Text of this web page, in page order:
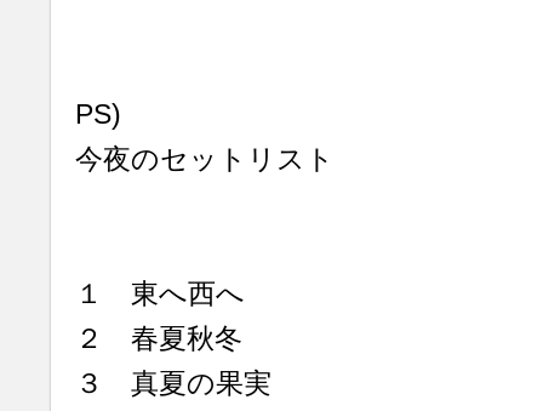
PS)
今夜のセットリスト
１ 東へ西へ
２ 春夏秋冬
３ 真夏の果実